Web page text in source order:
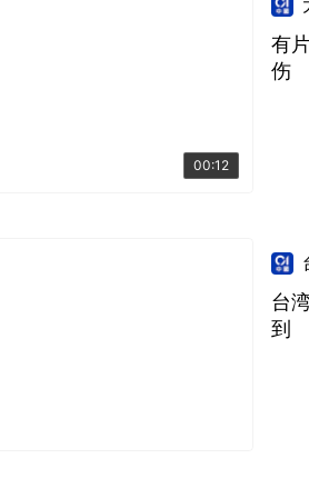
00:12
有
伤
台
到